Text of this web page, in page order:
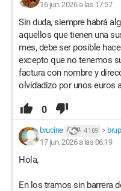
16 jun. 2026 a las 17:57
Sin duda, siempre habrá
aquellos que tienen una
mes, debe ser posible
excepto que no tenemos
factura con nombre y
olvidadizo por unos euros
0
brucine 4 169 >
17 jun. 2026 a las 06:19
Hola,
En los tramos sin barrera